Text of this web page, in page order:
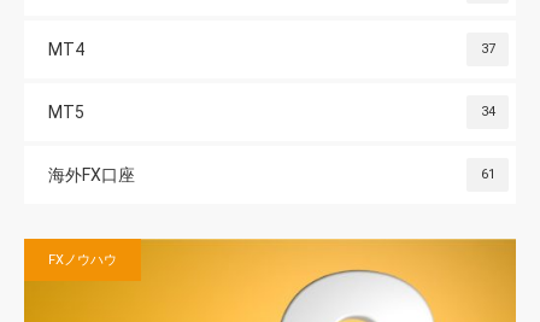
MT4 37
MT5 34
海外FX口座 61
FXノウハウ